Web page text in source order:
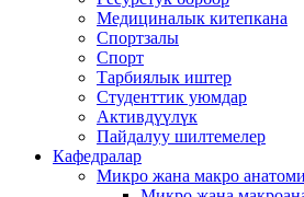
Медициналык китепкана
Спортзалы
Спорт
Тарбиялык иштер
Студенттик уюмдар
Активдүүлүк
Пайдалуу шилтемелер
Кафедралар
Микро жана макро